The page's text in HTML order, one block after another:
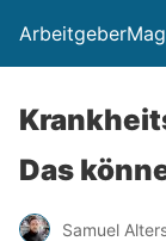
Das
Samuel